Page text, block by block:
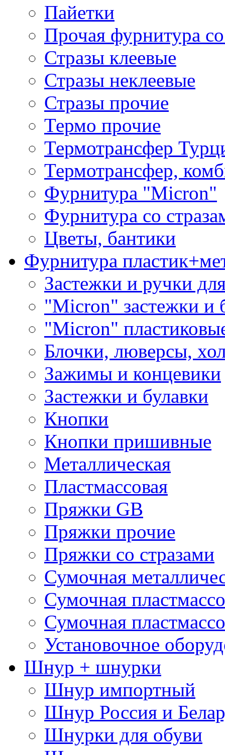
Пайетки
Прочая фурнитура
Стразы клеевые
Стразы неклеевые
Стразы прочие
Термо прочие
Термотрансфер
Термотрансфер,
Фурнитура "Micron"
Фурнитура со
Цветы, бантики
Фурнитура
Застежки и ручки
"Micron" застежки и
"Micron"
Блочки, люверсы,
Зажимы и концевики
Застежки и булавки
Кнопки
Кнопки пришивные
Металлическая
Пластмассовая
Пряжки GB
Пряжки прочие
Пряжки со стразами
Сумочная
Сумочная
Сумочная
Установочное
Шнур + шнурки
Шнур импортный
Шнур Россия и
Шнурки для обуви